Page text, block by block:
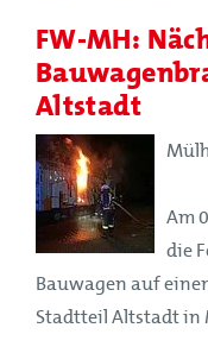
FW-MH:
Altstadt
Am
die
Bauwagen auf
Stadtteil Altstadt in